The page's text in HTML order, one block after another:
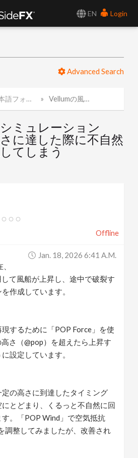
EN
Login
Advanced Search
フォーラム Vellumの風船シミュレーションで、一定の高さに達した際に不自然な回転が発生してしまう
ミュレーション
に達した際に不自然
てしまう
Offline
Jan. 18, 2026 6:41 A.m.
て風船が上昇し、途中で破裂す
作成しています。
するために「POP Force」を使
さ（@pop）を超えたら上昇す
設定しています。
の高さに到達したタイミング
とどまり、くるっと不自然に回
。「POP Wind」で空気抵抗
調整してみましたが、改善され